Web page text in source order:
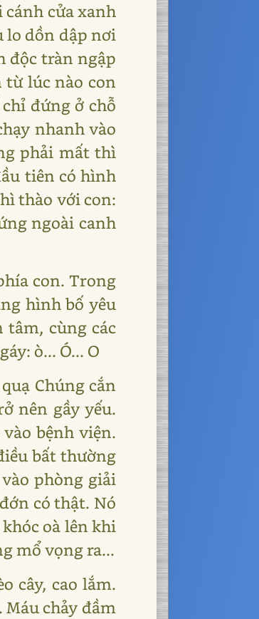
cửa xanh
lo dồn dập nơi
độc tràn ngập
từ lúc nào con
đứng ở chỗ
nhanh vào
phải mất thì
tiên có hình
thào với con:
ngoài canh
con. Trong
hình bố yêu
cùng các
ò... Ó... O
Chúng cắn
nên gầy yếu.
bệnh viện.
bất thường
phòng giải
có thật. Nó
oà lên khi
mổ vọng ra...
cây, cao lắm.
Máu chảy đầm